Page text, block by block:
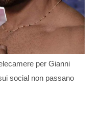
per Gianni
social non passano